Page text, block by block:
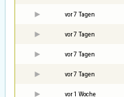
vor 7 Tagen
vor 7 Tagen
vor 7 Tagen
vor 7 Tagen
vor 1 Woche